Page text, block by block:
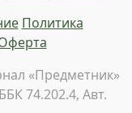
Политика
«Предметник»
74.202.4, Авт.